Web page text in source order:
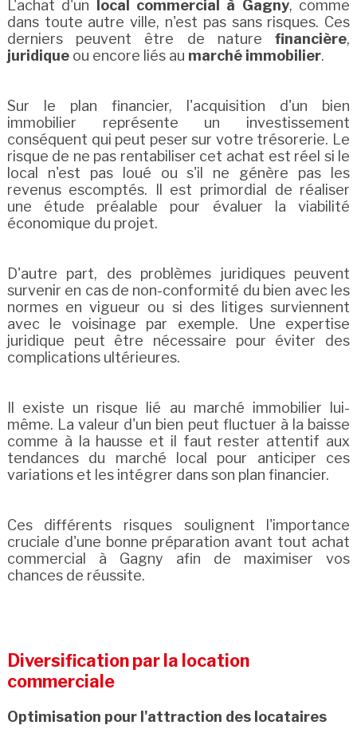
L'achat d'un local commercial à Gagny, comme
dans toute autre ville, n'est pas sans risques. Ces
derniers peuvent être de naturefinancière,
juridiqueou encore liés au marché immobilier.
Sur le plan financier, l'acquisition d'un bien
immobilier représente un investissement
conséquent qui peut peser sur votre trésorerie. Le
risque de ne pas rentabiliser cet achat est réel si le
local n'est pas loué ou s'il ne génère pas les
revenus escomptés. Il est primordial de réaliser
une étude préalable pour évaluer la viabilité
économique du projet.
D'autre part, des problèmes juridiques peuvent
survenir en cas de non-conformité du bien avec les
normes en vigueur ou si des litiges surviennent
avec le voisinage par exemple. Une expertise
juridique peut être nécessaire pour éviter des
complications ultérieures.
Il existe un risque lié au marché immobilier lui-
même. La valeur d'un bien peut fluctuer à la baisse
comme à la hausse et il faut rester attentif aux
tendances du marché local pour anticiper ces
variations et les intégrer dans son plan financier.
Ces différents risques soulignent l'importance
cruciale d'une bonne préparation avant tout achat
commercial à Gagny afin de maximiser vos
chances de réussite.
Diversification par la location
commerciale
Optimisation pour l'attraction des locataires